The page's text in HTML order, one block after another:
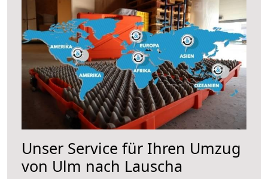
Unser Service für Ihren Umzug
von Ulm nach Lauscha